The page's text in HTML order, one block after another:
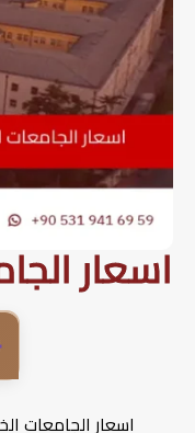
اسعار
اسعار الجامعات